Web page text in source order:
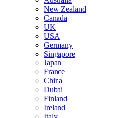
New Zealand
Canada
UK
USA
Germany
Singapore
Japan
France
China
Dubai
Finland
Ireland
Italy